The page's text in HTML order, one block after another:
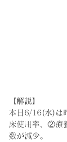
【解説】
本日6/16(水)は
床使用率、②療
数が減少。